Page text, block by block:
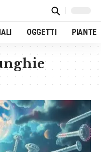
OGGETTI PIANTE